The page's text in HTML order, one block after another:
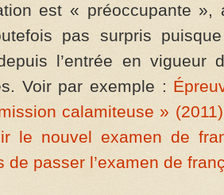
est « préoccupante »,
pas surpris
l’entrée en vigueur
Voir par exemple :
calamiteuse » (2011)
le nouvel examen de
de passer l’examen de